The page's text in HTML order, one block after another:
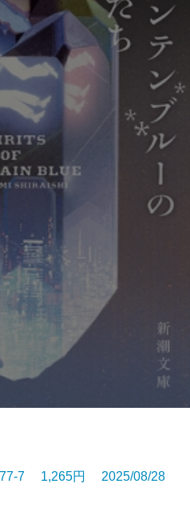
7 1,265円 2025/08/28